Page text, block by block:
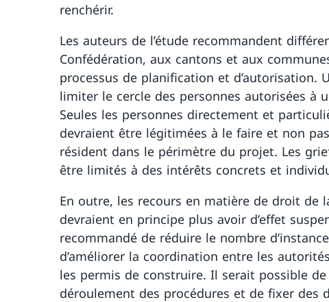
renchérir.
Les auteurs de l’étude recommandent
Confédération, aux cantons et aux
processus de planification et d’autorisation.
limiter le cercle des personnes autorisées à
Seules les personnes directement et
devraient être légitimées à le faire et non
résident dans le périmètre du projet. Les
être limités à des intérêts concrets et
En outre, les recours en matière de droit de
devraient en principe plus avoir d’effet
recommandé de réduire le nombre
d’améliorer la coordination entre les
les permis de construire. Il serait possible
déroulement des procédures et de fixer des